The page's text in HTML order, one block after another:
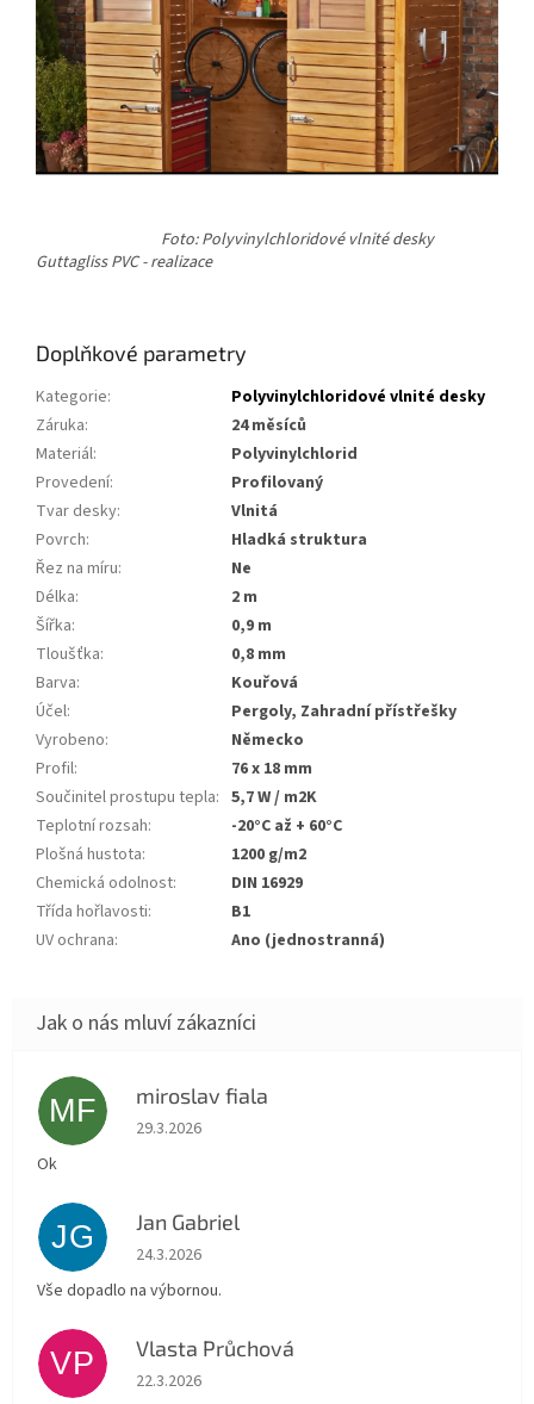
Foto: Polyvinylchloridové vlnité desky
Guttagliss PVC - realizace
Doplňkové parametry
Kategorie:
Polyvinylchloridové vlnité desky
Záruka:
24 měsíců
Materiál:
Polyvinylchlorid
Provedení:
Profilovaný
Tvar desky:
Vlnitá
Povrch:
Hladká struktura
Řez na míru:
Ne
Délka:
2 m
Šířka:
0,9 m
Tloušťka:
0,8 mm
Barva:
Kouřová
Účel:
Pergoly, Zahradní přístřešky
Vyrobeno:
Německo
Profil:
76 x 18 mm
Součinitel prostupu tepla:
5,7 W / m2K
Teplotní rozsah:
-20°C až + 60°C
Plošná hustota:
1200 g/m2
Chemická odolnost:
DIN 16929
Třída hořlavosti:
B1
UV ochrana: Ano (jednostranná)
MF miroslav fiala
Hodnocení obchodu je 5 z 5 hvězdiček.
29.3.2026
Ok
JG Jan Gabriel
Hodnocení obchodu je 5 z 5 hvězdiček.
24.3.2026
Vše dopadlo na výbornou.
VP Vlasta Průchová
Hodnocení obchodu je 5 z 5 hvězdiček.
22.3.2026